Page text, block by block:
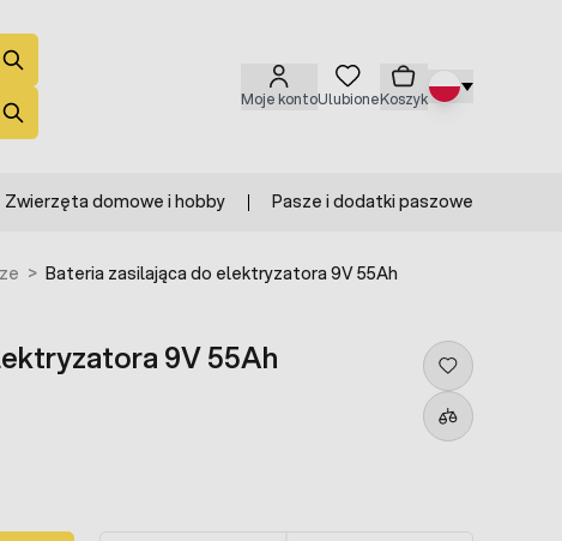
Moje kontoUlubioneKoszyk
Zwierzęta domowe i hobby Pasze i dodatki paszowe
> Bateria zasilająca do elektryzatora 9V 55Ah
9V 55Ah